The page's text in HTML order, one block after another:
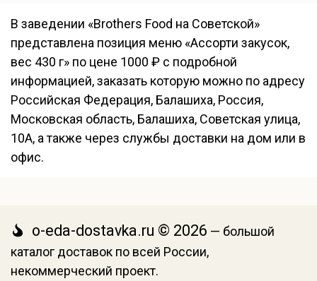
В заведении «Brothers Food на Советской»
представлена позиция меню «Ассорти закусок,
вес 430 г» по цене 1000 ₽ с подробной
информацией, заказать которую можно по адресу
Российская Федерация, Балашиха, Россия,
Московская область, Балашиха, Советская улица,
10А, а также через службы доставки на дом или в
офис.
o-eda-dostavka.ru © 2026 — большой
каталог доставок по всей России,
некоммерческий проект.